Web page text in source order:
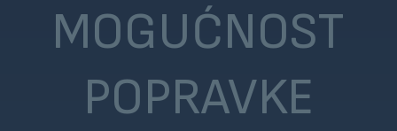
MOGUĆNOST
POPRAVKE